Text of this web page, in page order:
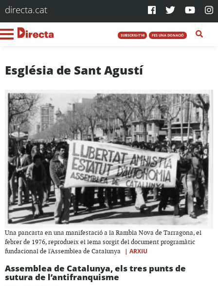
directa.cat
SUBSCRIU-T'HI FES UNA DONACIÓ
Església de Sant Agustí
Una pancarta en una manifestació a la Rambla Nova de Tarragona, el
febrer de 1976, reprodueix el lema sorgit del document programàtic
fundacional de l'Assemblea de Catalunya
| ARXIU
Assemblea de Catalunya, els tres punts de
sutura de l’antifranquisme